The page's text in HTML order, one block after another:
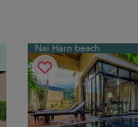
Nai Harn beach